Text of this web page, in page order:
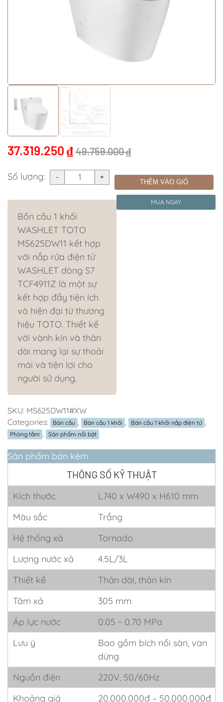
37.319.250 ₫ 49.759.000₫
Số lượng: THÊM VÀO GIỎ
MUA NGAY
Bồn cầu 1 khối
WASHLET TOTO
MS625DW11 kết hợp
với nắp rửa điện tử
WASHLET dòng S7
TCF4911Z là một sự
kết hợp đầy tiện ích
và hiện đại từ thương
hiệu TOTO. Thiết kế
với vành kín và thân
dài mang lại sự thoải
mái và tiện lợi cho
người sử dụng.
SKU: MS625DW11#XW
Categories:
Bàn cầu Bàn cầu 1 khối Bàn cầu 1 khối nắp điện tử
Phòng tắm Sản phẩm nổi bật
Sản phẩm bán kèm
THÔNG SỐ KỸ THUẬT
Kích thước
L740 x W490 x H610 mm
Màu sắc
Trắng
Hệ thống xả
Tornado
Lượng nước xả
4.5L/3L
Thiết kế
Thân dài, thân kín
Tâm xả
305 mm
Áp lực nước
0.05 ~ 0.70 MPa
Lưu ý
Bao gồm bích nối sàn, van
dừng
Nguồn điện
220V, 50/60Hz
Khoảng giá
20.000.000đ – 50.000.000đ